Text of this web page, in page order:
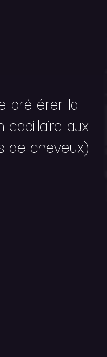
préférer la
aux
de cheveux)